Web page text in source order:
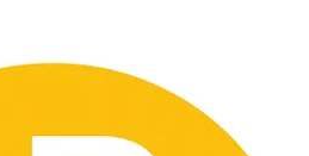
i Hässleholm, och det behöver
dock senast 7 dagar efter